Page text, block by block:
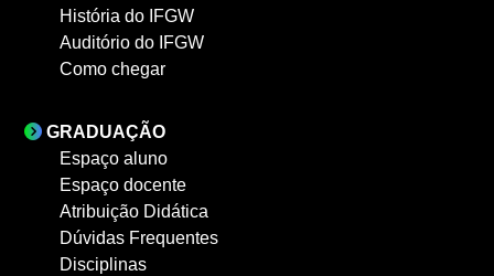
História do IFGW
Auditório do IFGW
Como chegar
GRADUAÇÃO
Espaço aluno
Espaço docente
Atribuição Didática
Dúvidas Frequentes
Disciplinas